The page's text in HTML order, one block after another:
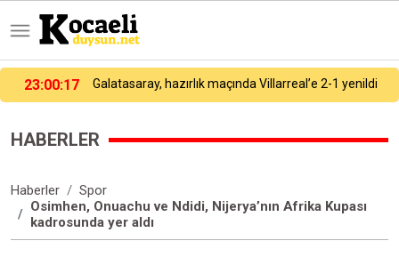
22:42:37
HABERLER
Haberler
Spor
Osimhen, Onuachu ve Ndidi, Nijerya’nın Afrika Kupası
kadrosunda yer aldı